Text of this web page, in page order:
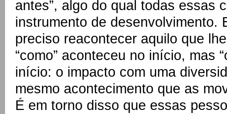
antes”, algo do qual todas essas
instrumento de desenvolvimento.
preciso reacontecer aquilo que
“como” aconteceu no início, mas
início: o impacto com uma
mesmo acontecimento que as
É em torno disso que essas